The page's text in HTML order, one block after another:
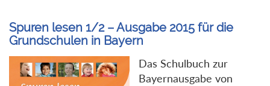
Spuren lesen 1/2 – Ausgabe 2015 für die
Grundschulen in Bayern
Das Schulbuch zur
Bayernausgabe von